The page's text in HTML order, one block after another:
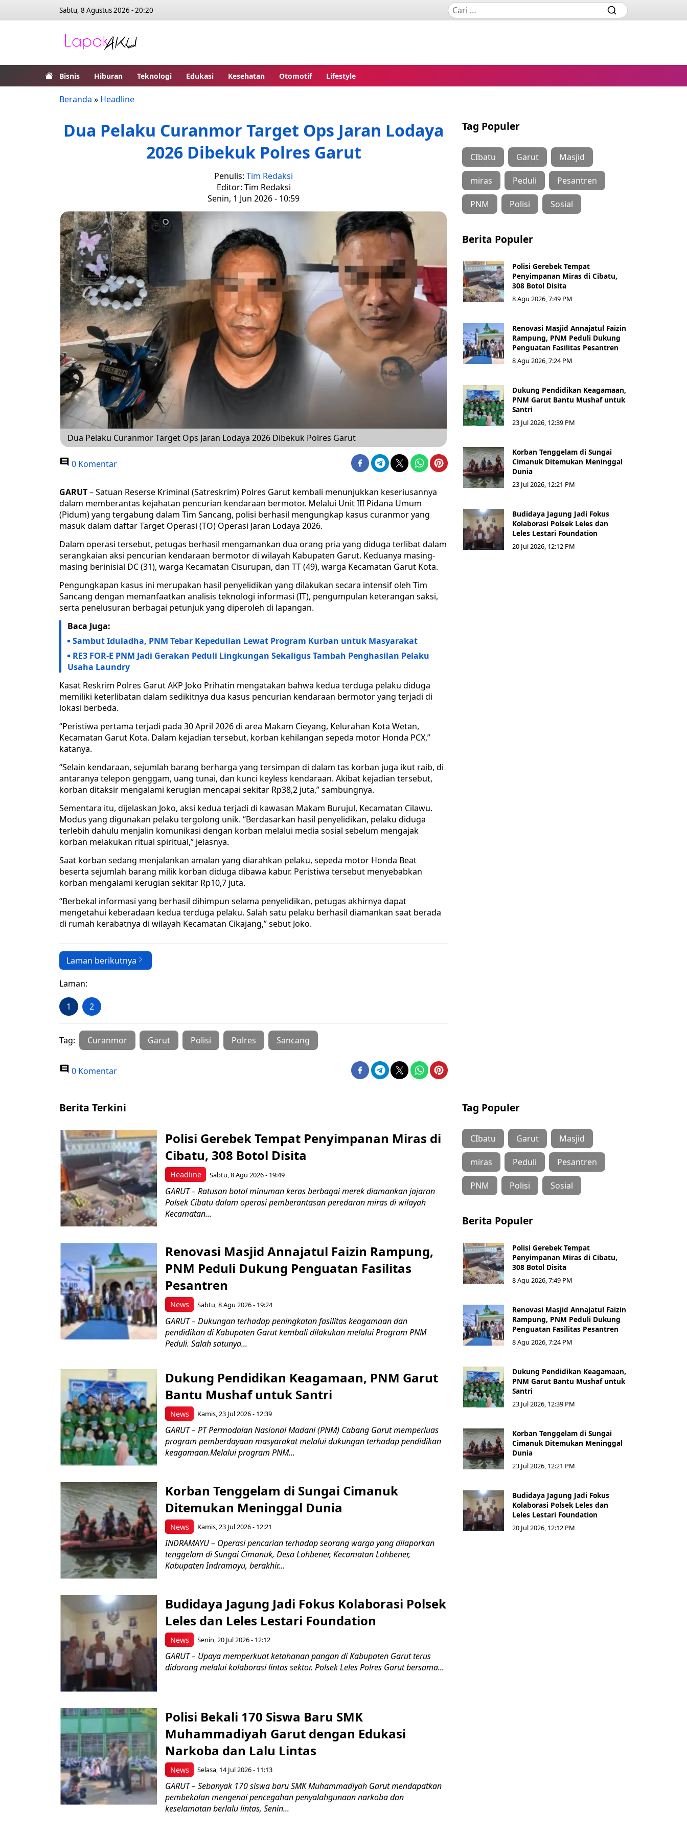
Sabtu, 8 Agustus 2026 - 20:20
Bisnis Hiburan Teknologi Edukasi Kesehatan Otomotif Lifestyle
Beranda » Headline
Dua Pelaku Curanmor Target Ops Jaran Lodaya
2026 Dibekuk Polres Garut
Penulis: Tim Redaksi
Editor: Tim Redaksi
Senin, 1 Jun 2026 - 10:59
Dua Pelaku Curanmor Target Ops Jaran Lodaya 2026 Dibekuk Polres Garut
0 Komentar
GARUT– Satuan Reserse Kriminal (Satreskrim) Polres Garut kembali menunjukkan keseriusannya
dalam memberantas kejahatan pencurian kendaraan bermotor. Melalui Unit III Pidana Umum
(Pidum) yang tergabung dalam Tim Sancang, polisi berhasil mengungkap kasus curanmor yang
masuk dalam daftar Target Operasi (TO) Operasi Jaran Lodaya 2026.
Dalam operasi tersebut, petugas berhasil mengamankan dua orang pria yang diduga terlibat dalam
serangkaian aksi pencurian kendaraan bermotor di wilayah Kabupaten Garut. Keduanya masing-
masing berinisial DC (31), warga Kecamatan Cisurupan, dan TT (49), warga Kecamatan Garut Kota.
Pengungkapan kasus ini merupakan hasil penyelidikan yang dilakukan secara intensif oleh Tim
Sancang dengan memanfaatkan analisis teknologi informasi (IT), pengumpulan keterangan saksi,
serta penelusuran berbagai petunjuk yang diperoleh di lapangan.
Baca Juga:
Sambut Iduladha, PNM Tebar Kepedulian Lewat Program Kurban untuk Masyarakat
RE3 FOR-E PNM Jadi Gerakan Peduli Lingkungan Sekaligus Tambah Penghasilan Pelaku
Usaha Laundry
Kasat Reskrim Polres Garut AKP Joko Prihatin mengatakan bahwa kedua terduga pelaku diduga
memiliki keterlibatan dalam sedikitnya dua kasus pencurian kendaraan bermotor yang terjadi di
lokasi berbeda.
“Peristiwa pertama terjadi pada 30 April 2026 di area Makam Cieyang, Kelurahan Kota Wetan,
Kecamatan Garut Kota. Dalam kejadian tersebut, korban kehilangan sepeda motor Honda PCX,”
katanya.
“Selain kendaraan, sejumlah barang berharga yang tersimpan di dalam tas korban juga ikut raib, di
antaranya telepon genggam, uang tunai, dan kunci keyless kendaraan. Akibat kejadian tersebut,
korban ditaksir mengalami kerugian mencapai sekitar Rp38,2 juta,” sambungnya.
Sementara itu, dijelaskan Joko, aksi kedua terjadi di kawasan Makam Burujul, Kecamatan Cilawu.
Modus yang digunakan pelaku tergolong unik. “Berdasarkan hasil penyelidikan, pelaku diduga
terlebih dahulu menjalin komunikasi dengan korban melalui media sosial sebelum mengajak
korban melakukan ritual spiritual,” jelasnya.
Saat korban sedang menjalankan amalan yang diarahkan pelaku, sepeda motor Honda Beat
beserta sejumlah barang milik korban diduga dibawa kabur. Peristiwa tersebut menyebabkan
korban mengalami kerugian sekitar Rp10,7 juta.
“Berbekal informasi yang berhasil dihimpun selama penyelidikan, petugas akhirnya dapat
mengetahui keberadaan kedua terduga pelaku. Salah satu pelaku berhasil diamankan saat berada
di rumah kerabatnya di wilayah Kecamatan Cikajang,” sebut Joko.
Laman berikutnya
Laman:
1 2
Tag: Curanmor Garut Polisi Polres Sancang
0 Komentar
Tag Populer
CIbatu Garut Masjid
miras Peduli Pesantren
PNM Polisi Sosial
Berita Populer
Polisi Gerebek Tempat
Penyimpanan Miras di Cibatu,
308 Botol Disita
8 Agu 2026, 7:49 PM
Renovasi Masjid Annajatul Faizin
Rampung, PNM Peduli Dukung
Penguatan Fasilitas Pesantren
8 Agu 2026, 7:24 PM
Dukung Pendidikan Keagamaan,
PNM Garut Bantu Mushaf untuk
Santri
23 Jul 2026, 12:39 PM
Korban Tenggelam di Sungai
Cimanuk Ditemukan Meninggal
Dunia
23 Jul 2026, 12:21 PM
Budidaya Jagung Jadi Fokus
Kolaborasi Polsek Leles dan
Leles Lestari Foundation
20 Jul 2026, 12:12 PM
Berita Terkini
Headline
Polisi Gerebek Tempat Penyimpanan Miras di
Cibatu, 308 Botol Disita
Sabtu, 8 Agu 2026 - 19:49
GARUT – Ratusan botol minuman keras berbagai merek diamankan jajaran
Polsek Cibatu dalam operasi pemberantasan peredaran miras di wilayah
Kecamatan...
News
Renovasi Masjid Annajatul Faizin Rampung,
PNM Peduli Dukung Penguatan Fasilitas
Pesantren
Sabtu, 8 Agu 2026 - 19:24
GARUT – Dukungan terhadap peningkatan fasilitas keagamaan dan
pendidikan di Kabupaten Garut kembali dilakukan melalui Program PNM
Peduli. Salah satunya...
News
Dukung Pendidikan Keagamaan, PNM Garut
Bantu Mushaf untuk Santri
Kamis, 23 Jul 2026 - 12:39
GARUT – PT Permodalan Nasional Madani (PNM) Cabang Garut memperluas
program pemberdayaan masyarakat melalui dukungan terhadap pendidikan
keagamaan.Melalui program PNM...
News
Korban Tenggelam di Sungai Cimanuk
Ditemukan Meninggal Dunia
Kamis, 23 Jul 2026 - 12:21
INDRAMAYU – Operasi pencarian terhadap seorang warga yang dilaporkan
tenggelam di Sungai Cimanuk, Desa Lohbener, Kecamatan Lohbener,
Kabupaten Indramayu, berakhir...
News
Budidaya Jagung Jadi Fokus Kolaborasi Polsek
Leles dan Leles Lestari Foundation
Senin, 20 Jul 2026 - 12:12
GARUT – Upaya memperkuat ketahanan pangan di Kabupaten Garut terus
didorong melalui kolaborasi lintas sektor. Polsek Leles Polres Garut bersama...
News
Polisi Bekali 170 Siswa Baru SMK
Muhammadiyah Garut dengan Edukasi
Narkoba dan Lalu Lintas
Selasa, 14 Jul 2026 - 11:13
GARUT – Sebanyak 170 siswa baru SMK Muhammadiyah Garut mendapatkan
pembekalan mengenai pencegahan penyalahgunaan narkoba dan
keselamatan berlalu lintas, Senin...
Tag Populer
CIbatu Garut Masjid
miras Peduli Pesantren
PNM Polisi Sosial
Berita Populer
Polisi Gerebek Tempat
Penyimpanan Miras di Cibatu,
308 Botol Disita
8 Agu 2026, 7:49 PM
Renovasi Masjid Annajatul Faizin
Rampung, PNM Peduli Dukung
Penguatan Fasilitas Pesantren
8 Agu 2026, 7:24 PM
Dukung Pendidikan Keagamaan,
PNM Garut Bantu Mushaf untuk
Santri
23 Jul 2026, 12:39 PM
Korban Tenggelam di Sungai
Cimanuk Ditemukan Meninggal
Dunia
23 Jul 2026, 12:21 PM
Budidaya Jagung Jadi Fokus
Kolaborasi Polsek Leles dan
Leles Lestari Foundation
20 Jul 2026, 12:12 PM